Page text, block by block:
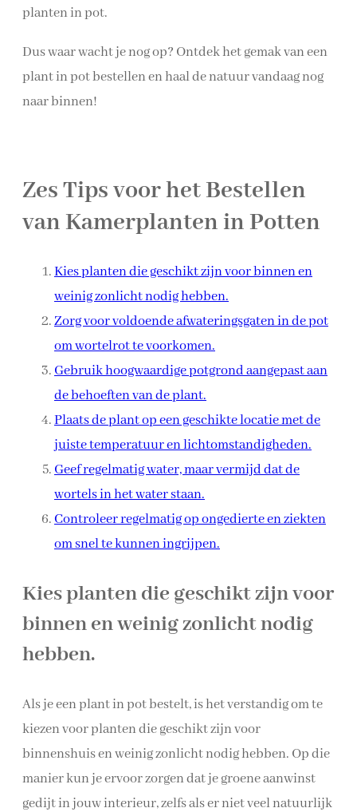
planten in pot.
Dus waar wacht je nog op? Ontdek het gemak van een
plant in pot bestellen en haal de natuur vandaag nog
naar binnen!
Zes Tips voor het Bestellen
van Kamerplanten in Potten
Kies planten die geschikt zijn voor binnen en
weinig zonlicht nodig hebben.
Zorg voor voldoende afwateringsgaten in de pot
om wortelrot te voorkomen.
Gebruik hoogwaardige potgrond aangepast aan
de behoeften van de plant.
Plaats de plant op een geschikte locatie met de
juiste temperatuur en lichtomstandigheden.
Geef regelmatig water, maar vermijd dat de
wortels in het water staan.
Controleer regelmatig op ongedierte en ziekten
om snel te kunnen ingrijpen.
Kies planten die geschikt zijn voor
binnen en weinig zonlicht nodig
hebben.
Als je een plant in pot bestelt, is het verstandig om te
kiezen voor planten die geschikt zijn voor
binnenshuis en weinig zonlicht nodig hebben. Op die
manier kun je ervoor zorgen dat je groene aanwinst
gedijt in jouw interieur, zelfs als er niet veel natuurlijk